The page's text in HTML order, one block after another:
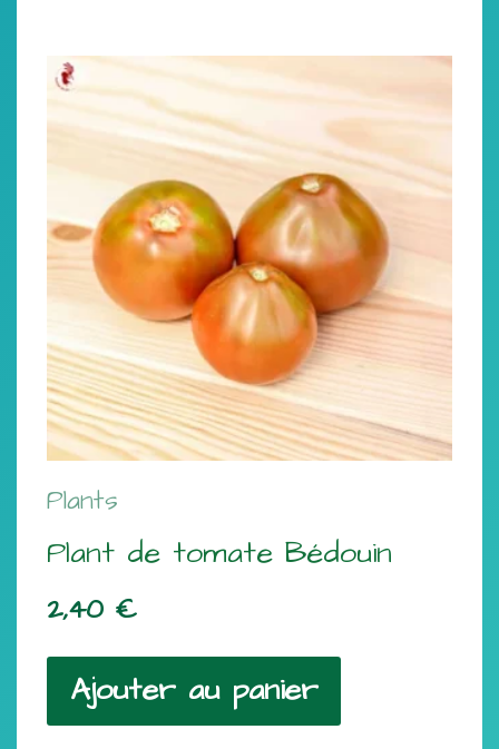
Plants
Plant de tomate Bédouin
2,40 €
Ajouter au panier